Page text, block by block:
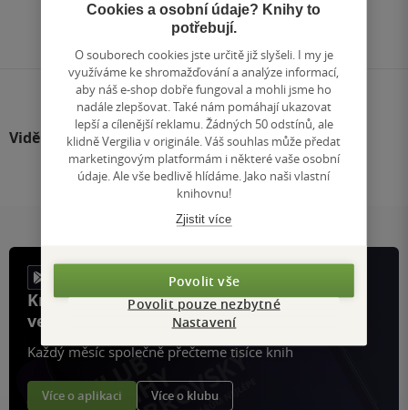
na
stránku
Viděli jste
Knihy, recenze a klubové výhody
ve vaší kapse a naší appce KDčko
Každý měsíc společně přečteme tisíce knih
Více o aplikaci Více o klubu
Cookies a osobní údaje? Knihy to
potřebují.
O souborech cookies jste určitě již slyšeli. I my je
využíváme ke shromažďování a analýze informací,
aby náš e-shop dobře fungoval a mohli jsme ho
nadále zlepšovat. Také nám pomáhají ukazovat
lepší a cílenější reklamu. Žádných 50 odstínů, ale
klidně Vergilia v originále. Váš souhlas může předat
marketingovým platformám i některé vaše osobní
údaje. Ale vše bedlivě hlídáme. Jako naši vlastní
knihovnu!
Zjistit více
Povolit vše
Povolit pouze nezbytné
Nastavení